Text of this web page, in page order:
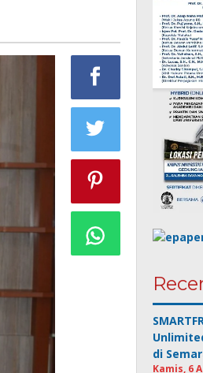
di
Kamis, 6